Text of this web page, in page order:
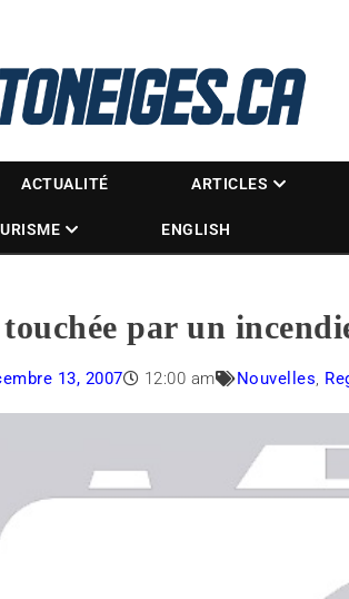
ACTUALITÉ ARTICLES
ENGLISH
touchée par un
13, 2007 12:00 am Nouvelles,